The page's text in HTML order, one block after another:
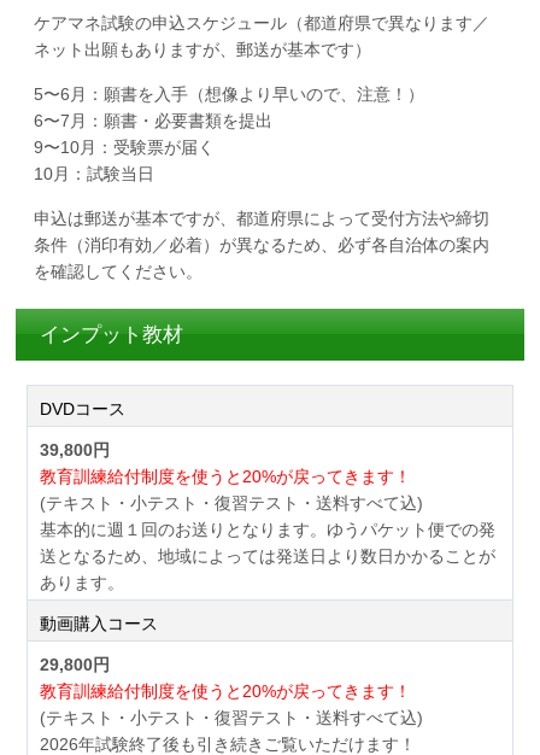
ケアマネ試験の申込スケジュール（都道府県で異なります／
ネット出願もありますが、郵送が基本です）
5〜6月：願書を入手（想像より早いので、注意！）
6〜7月：願書・必要書類を提出
9〜10月：受験票が届く
10月：試験当日
申込は郵送が基本ですが、都道府県によって受付方法や締切
条件（消印有効／必着）が異なるため、必ず各自治体の案内
を確認してください。
インプット教材
DVDコース
39,800円
教育訓練給付制度を使うと20%が戻ってきます！
(テキスト・小テスト・復習テスト・送料すべて込)
基本的に週１回のお送りとなります。ゆうパケット便での発
送となるため、地域によっては発送日より数日かかることが
あります。
動画購入コース
29,800円
教育訓練給付制度を使うと20%が戻ってきます！
(テキスト・小テスト・復習テスト・送料すべて込)
2026年試験終了後も引き続きご覧いただけます！